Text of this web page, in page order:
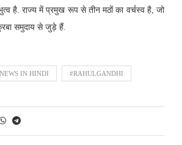
है. राज्य में प्रमुख रूप से तीन मठों का वर्चस्व है, जो
समुदाय से जुड़े हैं.
IN HINDI #RAHULGANDHI